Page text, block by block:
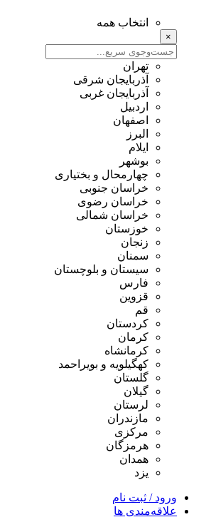
انتخاب همه
×
تهران
آذربایجان شرقی
آذربایجان غربی
اردبیل
اصفهان
البرز
ایلام
بوشهر
چهارمحال و بختیاری
خراسان جنوبی
خراسان رضوی
خراسان شمالی
خوزستان
زنجان
سمنان
سیستان و بلوچستان
فارس
قزوین
قم
کردستان
کرمان
کرمانشاه
کهگیلویه و بویراحمد
گلستان
گیلان
لرستان
مازندران
مرکزی
هرمزگان
همدان
یزد
ورود / ثبت نام
علاقه‌مندی ها